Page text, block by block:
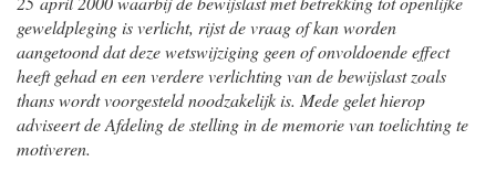
geweldpleging is verlicht, rijst de vraag of kan worden
aangetoond dat deze wetswijziging geen of onvoldoende effect
heeft gehad en een verdere verlichting van de bewijslast zoals
thans wordt voorgesteld noodzakelijk is. Mede gelet hierop
adviseert de Afdeling de stelling in de memorie van toelichting te
motiveren.